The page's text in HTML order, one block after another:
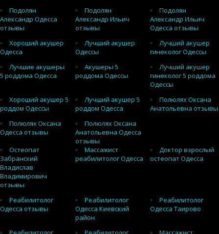
Подолян
Александр Одесса
отзывы
Подолян
Александр Ильич
отзывы
Подолян
Александр Ильич
Одесса отзывы
Хороший акушер
Одесса
Лучший акушер
Одессы
Лучший акушер
гинеколог Одессы
Лучшие акушеры
5 роддома Одесса
Акушеры 5
роддома Одессы
Лучший акушер
гинеколог 5 роддома
Одессы
Хороший акушер 5
роддом Одессы
Лучший акушер 5
роддом Одесса
Полюлях Оксана
Анатольевна отзывы
Полюлях Оксана
Одесса отзывы
Полюлях Оксана
Анатольевна Одесса
отзывы
Остеопат
Забранский
Владислав
Владимирович
отзывы
Массажист
реабилитолог Одесса
Доктор взрослый
остеопат Одесса
Реабилитолог
Одесса отзывы
Реабилитолог
Одесса Киевский
район
Реабилитолог
Одесса Таирово